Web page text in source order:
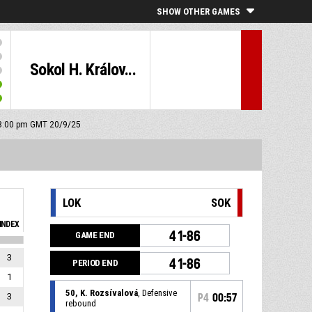
SHOW OTHER GAMES
Sokol H. Králov...
pm GMT 20/9/25
INDEX
3
1
3
LOK SOK
GAME END 41-86
PERIOD END 41-86
50, K. Rozsívalová, Defensive
rebound
P4 00:57